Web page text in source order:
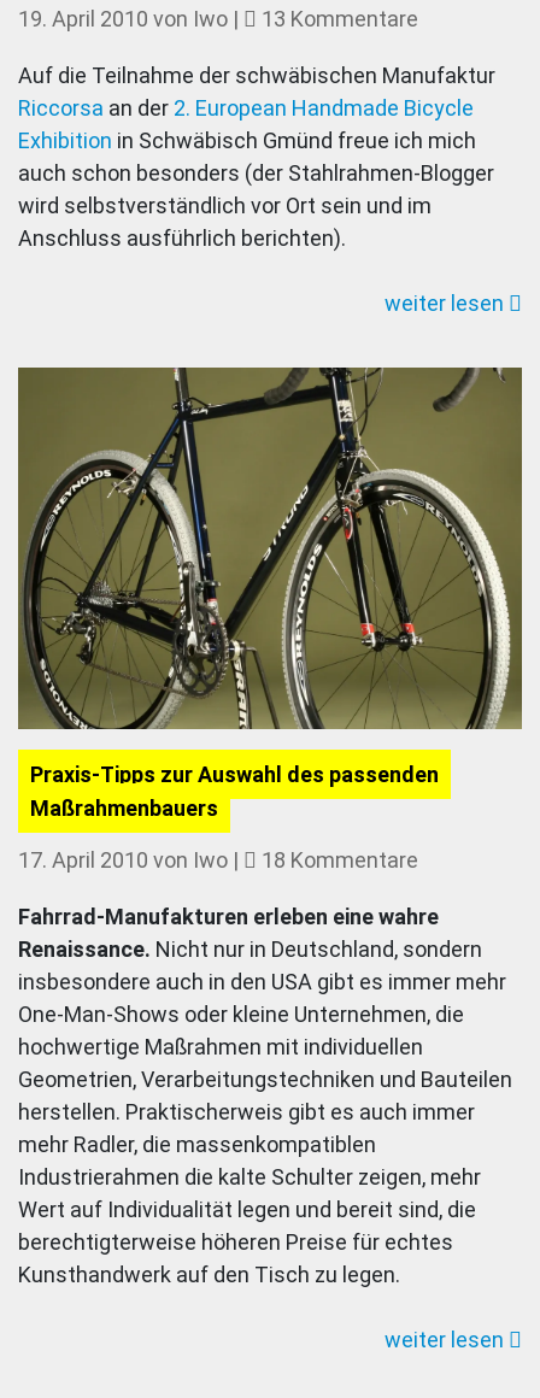
19. April 2010 von Iwo | 13 Kommentare
auf
die
EHBE
Teil
1:
Auf die Teilnahme der schwäbischen Manufaktur
Riccorsa an der 2. European Handmade Bicycle
Exhibition in Schwäbisch Gmünd freue ich mich
auch schon besonders (der Stahlrahmen-Blogger
wird selbstverständlich vor Ort sein und im
Anschluss ausführlich berichten).
weiter lesen
Praxis-Tipps zur Auswahl des passenden
Maßrahmenbauers
17. April 2010 von Iwo | 18 Kommentare
Tipps
zur
Auswahl
des
passenden
Fahrrad-Manufakturen erleben eine wahre
Renaissance. Nicht nur in Deutschland, sondern
insbesondere auch in den USA gibt es immer mehr
One-Man-Shows oder kleine Unternehmen, die
hochwertige Maßrahmen mit individuellen
Geometrien, Verarbeitungstechniken und Bauteilen
herstellen. Praktischerweis gibt es auch immer
mehr Radler, die massenkompatiblen
Industrierahmen die kalte Schulter zeigen, mehr
Wert auf Individualität legen und bereit sind, die
berechtigterweise höheren Preise für echtes
Kunsthandwerk auf den Tisch zu legen.
weiter lesen